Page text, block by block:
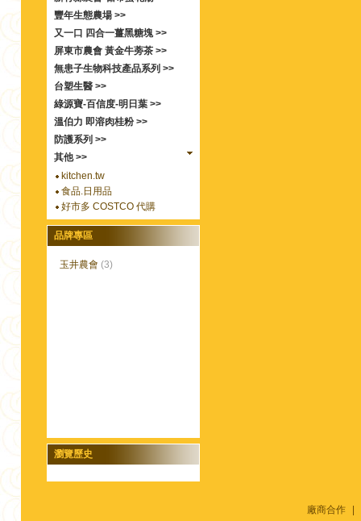
豐年生態農場 >>
又一口 四合一薑黑糖塊 >>
屏東市農會 黃金牛蒡茶 >>
無患子生物科技產品系列 >>
台塑生醫 >>
綠源寶-百信度-明日葉 >>
溫伯力 即溶肉桂粉 >>
防護系列 >>
其他 >>
kitchen.tw
食品.日用品
好市多 COSTCO 代購
品牌專區
玉井農會 (3)
瀏覽歷史
廠商合作